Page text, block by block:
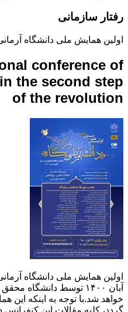
رفتار سازمانی
اولین همایش ملی دانشگاه
conference of
the second step
of the revolution
آبان ۱۴۰۰ توسط دانشگاه
خواهد شد.با توجه به اینکه